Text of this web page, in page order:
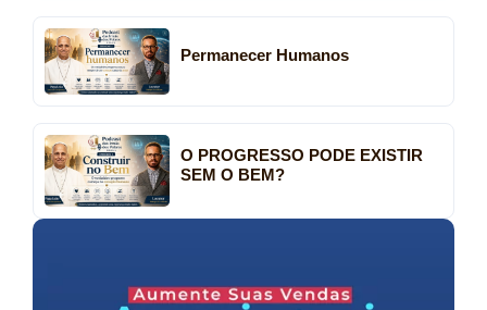
Permanecer Humanos
O PROGRESSO PODE EXISTIR
SEM O BEM?